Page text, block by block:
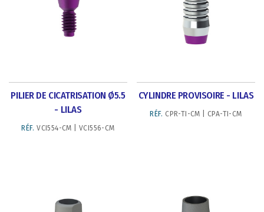
PILIER DE CICATRISATION Ø5.5
- LILAS
RÉF. VCI554-CM | VCI556-CM
CYLINDRE PROVISOIRE - LILAS
RÉF. CPR-TI-CM | CPA-TI-CM